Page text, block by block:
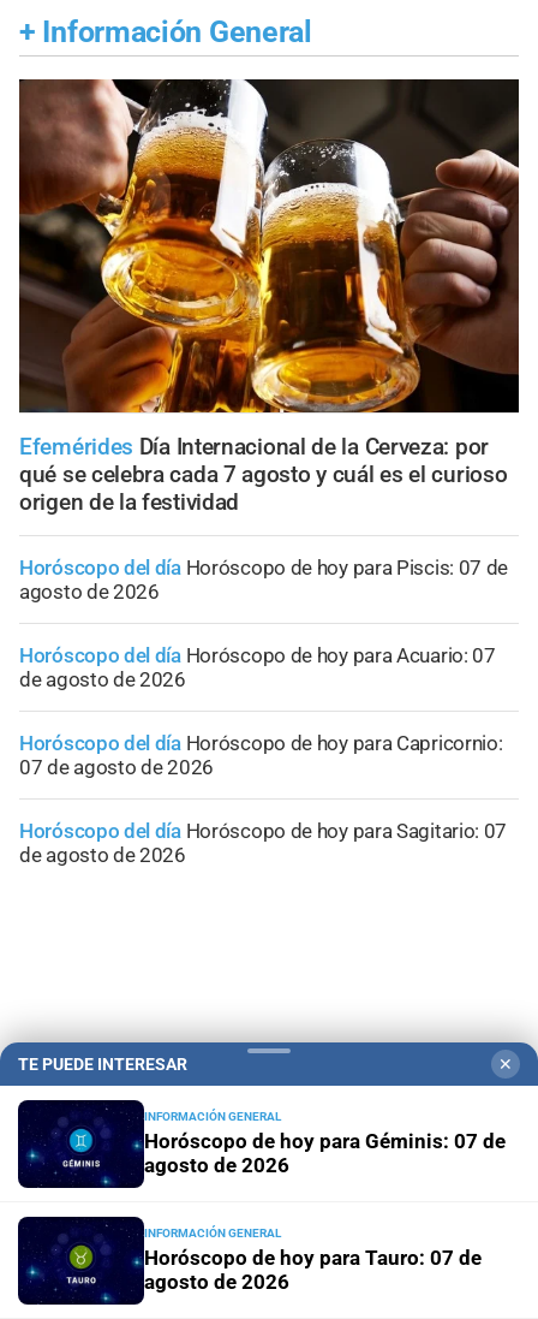
+ Información General
Efemérides Día Internacional de la Cerveza: por
qué se celebra cada 7 agosto y cuál es el curioso
origen de la festividad
Horóscopo del día Horóscopo de hoy para Piscis: 07 de
agosto de 2026
Horóscopo del día Horóscopo de hoy para Acuario: 07
de agosto de 2026
Horóscopo del día Horóscopo de hoy para Capricornio:
07 de agosto de 2026
Horóscopo del día Horóscopo de hoy para Sagitario: 07
de agosto de 2026
Podcasts Mirador Provincial VivíMejor SF
Notife Educacion SF
TE PUEDE INTERESAR ✕
INFORMACIÓN GENERAL
Horóscopo de hoy para Géminis: 07 de
agosto de 2026
INFORMACIÓN GENERAL
Horóscopo de hoy para Tauro: 07 de
agosto de 2026